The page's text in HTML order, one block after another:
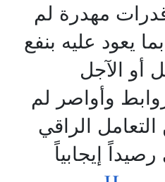
مهدرة لم
يعود عليه بنفع
أو الآجل
وأواصر لم
الراقي
رصيداً إيجابياً